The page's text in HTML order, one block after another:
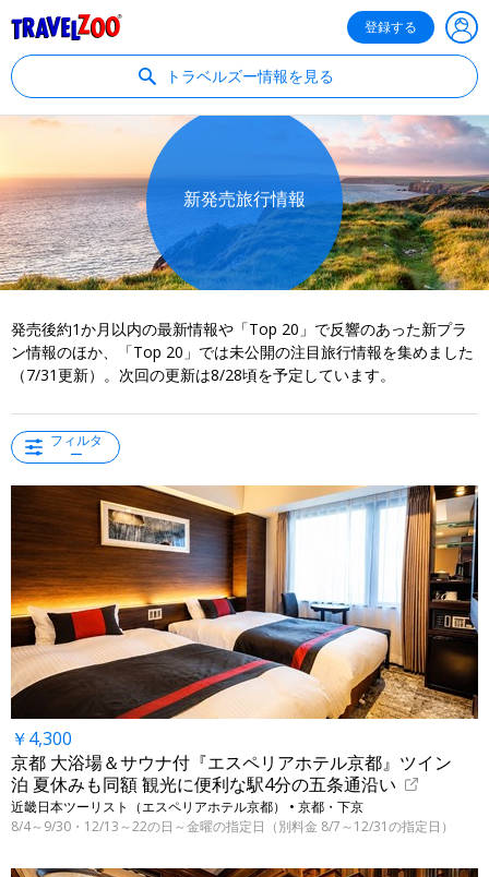
登録する
トラベルズー情報を見る
新発売旅行情報
発売後約1か月以内の最新情報や「Top 20」で反響のあった新プラ
ン情報のほか、「Top 20」では未公開の注目旅行情報を集めました
（7/31更新）。次回の更新は8/28頃を予定しています。
フィルタ
ー
￥4,300
京都 大浴場＆サウナ付『エスペリアホテル京都』ツイン
泊 夏休みも同額 観光に便利な駅4分の五条通沿い
近畿日本ツーリスト（エスペリアホテル京都） • 京都・下京
8/4～9/30・12/13～22の日～金曜の指定日（別料金 8/7～12/31の指定日）